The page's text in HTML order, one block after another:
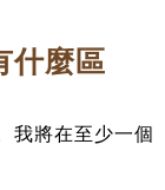
麼區
我將在至少一個